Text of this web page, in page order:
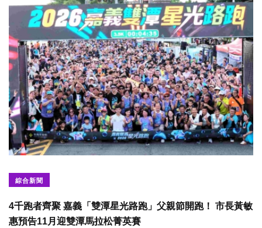
綜合新聞
4千跑者齊聚 嘉義「雙潭星光路跑」父親節開跑！ 市長黃敏
惠預告11月迎雙潭馬拉松菁英賽